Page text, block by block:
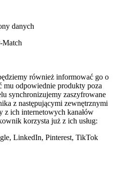
danych
Match
również informować go o
mu odpowiednie produkty poza
synchronizujemy zaszyfrowane
z następującymi zewnętrznymi
z ich internetowych kanałów
korzysta już z ich usług:
LinkedIn, Pinterest, TikTok